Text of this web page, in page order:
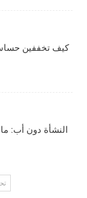
كيف تخففين
النشأة دون أب: